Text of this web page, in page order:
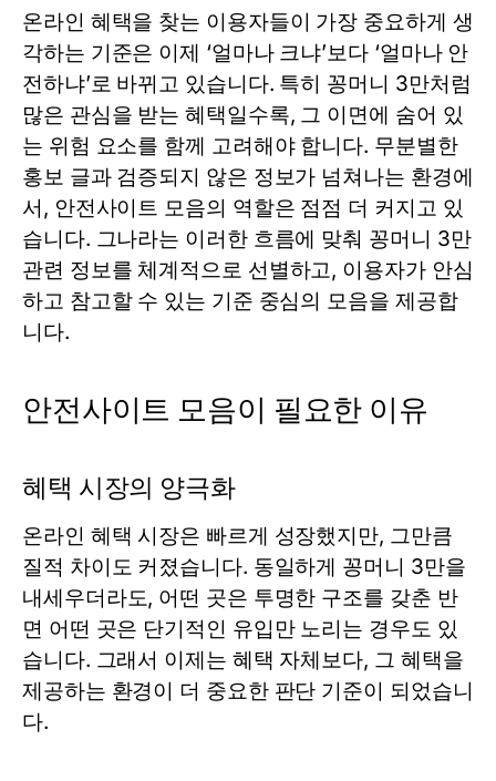
온라인 혜택을 찾는 이용자들이 가장 중요하게 생
각하는 기준은 이제 ‘얼마나 크냐’보다 ‘얼마나 안
전하냐’로 바뀌고 있습니다. 특히 꽁머니 3만처럼
많은 관심을 받는 혜택일수록, 그 이면에 숨어 있
는 위험 요소를 함께 고려해야 합니다. 무분별한
홍보 글과 검증되지 않은 정보가 넘쳐나는 환경에
서, 안전사이트 모음의 역할은 점점 더 커지고 있
습니다. 그나라는 이러한 흐름에 맞춰 꽁머니 3만
관련 정보를 체계적으로 선별하고, 이용자가 안심
하고 참고할 수 있는 기준 중심의 모음을 제공합
니다.
안전사이트 모음이 필요한 이유
혜택 시장의 양극화
온라인 혜택 시장은 빠르게 성장했지만, 그만큼
질적 차이도 커졌습니다. 동일하게 꽁머니 3만을
내세우더라도, 어떤 곳은 투명한 구조를 갖춘 반
면 어떤 곳은 단기적인 유입만 노리는 경우도 있
습니다. 그래서 이제는 혜택 자체보다, 그 혜택을
제공하는 환경이 더 중요한 판단 기준이 되었습니
다.